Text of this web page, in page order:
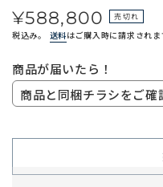
定
価
¥588,800
売切れ
税込み。 送料はご購入時に請求されま
商品が届いたら！